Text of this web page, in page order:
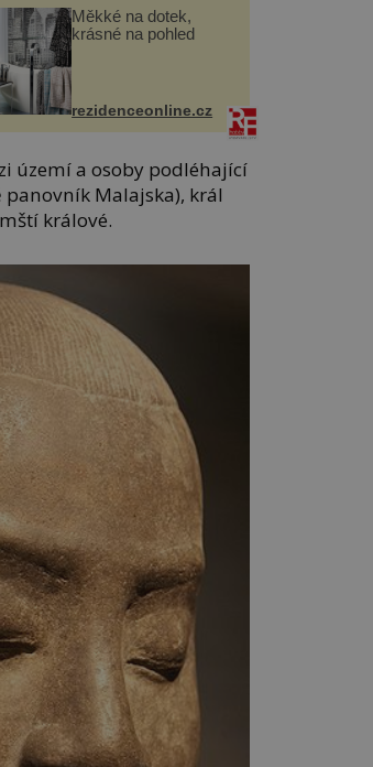
Měkké na dotek,
krásné na pohled
rezidenceonline.cz
území a osoby podléhající
Malajska), král
králové.